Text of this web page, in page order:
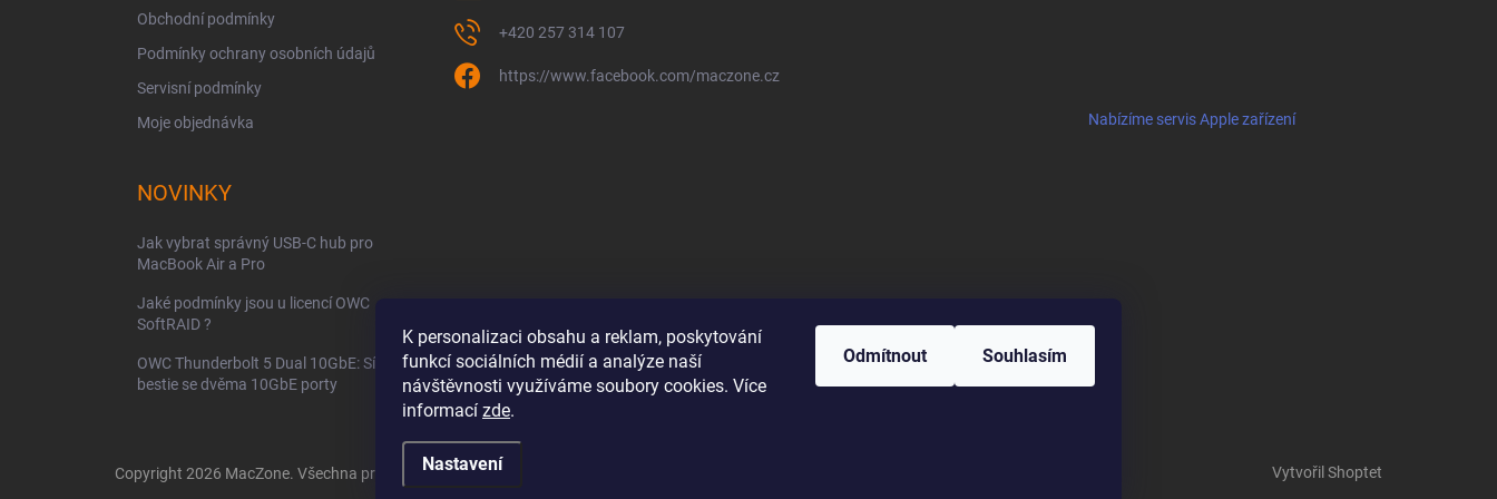
K personalizaci obsahu a reklam, poskytování
funkcí sociálních médií a analýze naší
návštěvnosti využíváme soubory cookies. Více
informací zde.
Nastavení
Odmítnout Souhlasím
Obchodní podmínky
Podmínky ochrany osobních údajů
Servisní podmínky
Moje objednávka
+420 257 314 107
https://www.facebook.com/maczone.cz
Nabízíme servis Apple zařízení
NOVINKY
Jak vybrat správný USB-C hub pro
MacBook Air a Pro
Jaké podmínky jsou u licencí OWC
SoftRAID ?
OWC Thunderbolt 5 Dual 10GbE: Síťová
bestie se dvěma 10GbE porty
Vytvořil Shoptet
Copyright 2026 MacZone. Všechna práva vyhrazena.Upravit nastavení cookies